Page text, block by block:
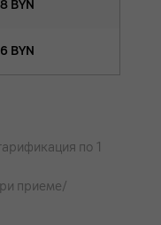
BYN
BYN
по 1
приеме/